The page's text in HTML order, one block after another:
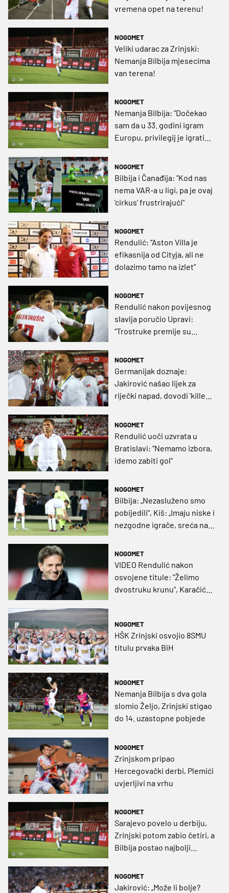
vremena opet na terenu!
NOGOMET
Veliki udarac za Zrinjski:
Nemanja Bilbija mjesecima
van terena!
NOGOMET
Nemanja Bilbija: "Dočekao
sam da u 33. godini igram
Europu, privilegij je igrati
NOGOMET
Bilbija i Čanađija: "Kod nas
nema VAR-a u ligi, pa je ovaj
'cirkus' frustrirajući"
NOGOMET
Rendulić: “Aston Villa je
efikasnija od Cityja, ali ne
dolazimo tamo na izlet”
NOGOMET
Rendulić nakon povijesnog
slavlja poručio Upravi:
“Trostruke premije su
ruke u džep!”
NOGOMET
Germanijak doznaje:
Jakirović našao lijek za
riječki napad, dovodi 'killera'
NOGOMET
Rendulić uoči uzvrata u
Bratislavi: “Nemamo izbora,
idemo zabiti gol”
NOGOMET
Bilbija: „Nezasluženo smo
pobijedili“, Kiš: „Imaju niske i
nezgodne igrače, sreća nas
NOGOMET
VIDEO Rendulić nakon
osvojene titule: "Želimo
dvostruku krunu", Karačić:
NOGOMET
HŠK Zrinjski osvojio 8SMU
titulu prvaka BiH
NOGOMET
Nemanja Bilbija s dva gola
slomio Željo, Zrinjski stigao
do 14. uzastopne pobjede
NOGOMET
Zrinjskom pripao
Hercegovački derbi, Plemići
uvjerljivi na vrhu
NOGOMET
Sarajevo povelo u derbiju,
Zrinjski potom zabio četiri, a
Bilbija postao najbolji
vremena
NOGOMET
Jakirović: „Može li bolje?